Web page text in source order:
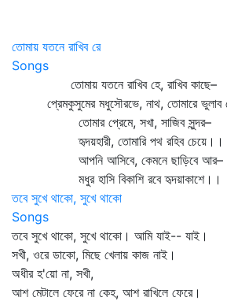
তোমায় যতনে রাখিব রে
Songs
তোমায় যতনে রাখিব হে, রাখিব কাছে–
প্রেমকুসুমের মধুসৌরভে, নাথ, তোমারে ভুলাব
তোমার প্রেমে, সখা, সাজিব সুন্দর–
হৃদয়হারী, তোমারি পথ রহিব চেয়ে।।
আপনি আসিবে, কেমনে ছাড়িবে আর–
মধুর হাসি বিকাশি রবে হৃদয়াকাশে।।
তবে সুখে থাকো, সুখে থাকো
Songs
তবে সুখে থাকো, সুখে থাকো। আমি যাই-- যাই।
সখী, ওরে ডাকো, মিছে খেলায় কাজ নাই।
অধীর হ'য়ো না, সখী,
আশ মেটালে ফেরে না কেহ, আশ রাখিলে ফেরে।